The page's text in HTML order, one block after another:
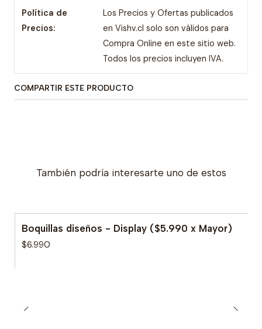
Política de
Precios:
Los Precios y Ofertas publicados
en Vishv.cl solo son válidos para
Compra Online en este sitio web.
Todos los precios incluyen IVA.
COMPARTIR ESTE PRODUCTO
También podría interesarte uno de estos
Boquillas diseños - Display ($5.990 x Mayor)
$6.990